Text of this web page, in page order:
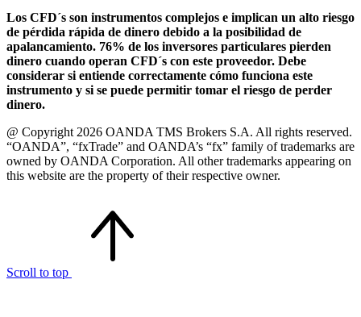
Los CFD´s son instrumentos complejos e implican un alto riesgo
de pérdida rápida de dinero debido a la posibilidad de
apalancamiento. 76% de los inversores particulares pierden
dinero cuando operan CFD´s con este proveedor. Debe
considerar si entiende correctamente cómo funciona este
instrumento y si se puede permitir tomar el riesgo de perder
dinero.
@ Copyright 2026 OANDA TMS Brokers S.A. All rights reserved.
“OANDA”, “fxTrade” and OANDA’s “fx” family of trademarks are
owned by OANDA Corporation. All other trademarks appearing on
this website are the property of their respective owner.
Scroll to top